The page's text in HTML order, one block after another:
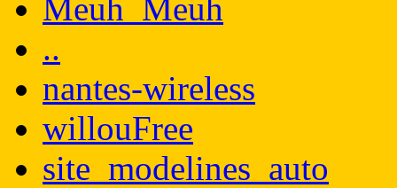
Meuh_Meuh
..
nantes-wireless
willouFree
site_modelines_auto